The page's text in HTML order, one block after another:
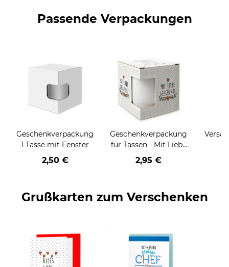
Passende Verpackungen
Geschenkverpackung
1 Tasse mit Fenster
2,50 €
Geschenkverpackung
für Tassen - Mit Liebe
geschenkt
2,95 €
Grußkarten zum Verschenken